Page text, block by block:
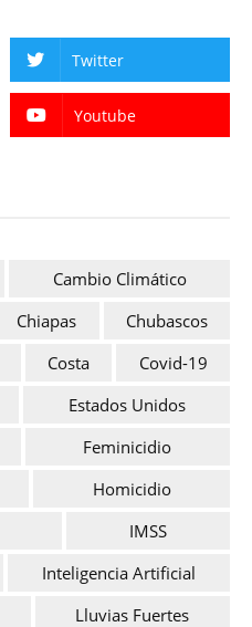
Twitter
Youtube
Cambio Climático
Chiapas
Chubascos
Costa
Covid-19
Estados Unidos
Feminicidio
Homicidio
IMSS
Inteligencia Artificial
Lluvias Fuertes